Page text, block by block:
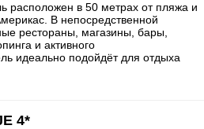
расположен в 50 метрах от пляжа и
В непосредственной
рестораны, магазины, бары,
и активного
идеально подойдёт для отдыха
4*